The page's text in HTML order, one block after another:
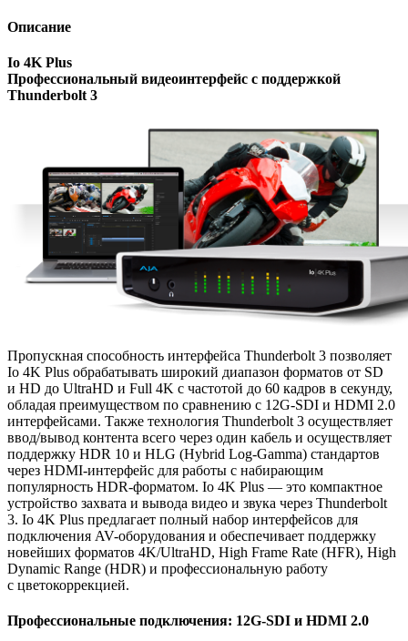
Описание
Io 4K Plus
Профессиональный видеоинтерфейс с поддержкой
Thunderbolt 3
Пропускная способность интерфейса Thunderbolt 3 позволяет
Io 4K Plus обрабатывать широкий диапазон форматов от SD
и HD до UltraHD и Full 4K с частотой до 60 кадров в секунду,
обладая преимуществом по сравнению с 12G-SDI и HDMI 2.0
интерфейсами. Также технология Thunderbolt 3 осуществляет
ввод/вывод контента всего через один кабель и осуществляет
поддержку HDR 10 и HLG (Hybrid Log-Gamma) стандартов
через HDMI-интерфейс для работы с набирающим
популярность HDR-форматом. Io 4K Plus — это компактное
устройство захвата и вывода видео и звука через Thunderbolt
3. Io 4K Plus предлагает полный набор интерфейсов для
подключения AV-оборудования и обеспечивает поддержку
новейших форматов 4K/UltraHD, High Frame Rate (HFR), High
Dynamic Range (HDR) и профессиональную работу
с цветокоррекцией.
Профессиональные подключения: 12G-SDI и HDMI 2.0